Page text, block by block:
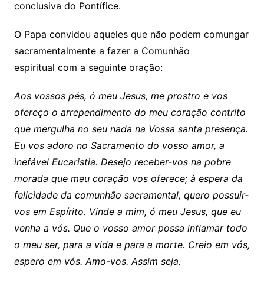
conclusiva do Pontífice.
O Papa convidou aqueles que não podem comungar
sacramentalmente a fazer a Comunhão
espiritual com a seguinte oração:
Aos vossos pés, ó meu Jesus, me prostro e vos
ofereço o arrependimento do meu coração contrito
que mergulha no seu nada na Vossa santa presença.
Eu vos adoro no Sacramento do vosso amor, a
inefável Eucaristia. Desejo receber-vos na pobre
morada que meu coração vos oferece; à espera da
felicidade da comunhão sacramental, quero possuir-
vos em Espírito. Vinde a mim, ó meu Jesus, que eu
venha a vós. Que o vosso amor possa inflamar todo
o meu ser, para a vida e para a morte. Creio em vós,
espero em vós. Amo-vos. Assim seja.